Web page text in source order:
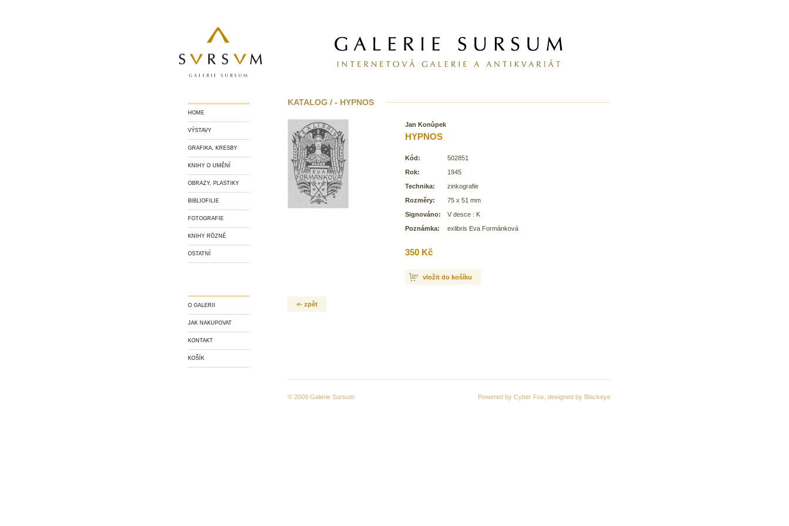
KATALOG / - HYPNOS
Jan Konůpek
HYPNOS
Kód:
502851
Rok:
1945
Technika:
zinkografie
Rozměry:
75 x 51 mm
Signováno:
V desce : K
Poznámka:
exlibris Eva Formánková
350 Kč
vložit do košíku
<- zpět
HOME
VÝSTAVY
GRAFIKA, KRESBY
KNIHY O UMĚNÍ
OBRAZY, PLASTIKY
BIBLIOFILIE
FOTOGRAFIE
KNIHY RŮZNÉ
OSTATNÍ
O GALERII
JAK NAKUPOVAT
KONTAKT
KOŠÍK
© 2009 Galerie Sursum Powered by Cyber Fox , designed by Blackeye